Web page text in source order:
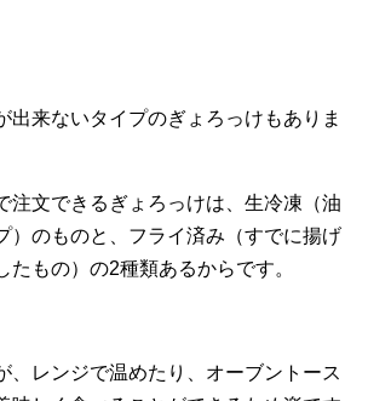
出来ないタイプのぎょろっけもありま
注文できるぎょろっけは、生冷凍（油
）のものと、フライ済み（すでに揚げ
たもの）の2種類あるからです。
、レンジで温めたり、オーブントース